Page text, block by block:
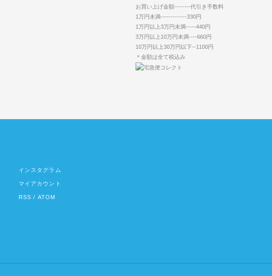
お買い上げ金額--------代引き手数料
1万円未満-------------330円
1万円以上3万円未満-----440円
3万円以上10万円未満----660円
10万円以上30万円以下--1100円
＊金額は全て税込み
インスタグラム
マイアカウント
RSS / ATOM